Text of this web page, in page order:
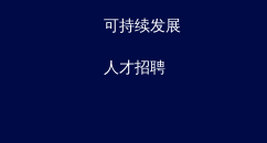
可持续发展
人才招聘